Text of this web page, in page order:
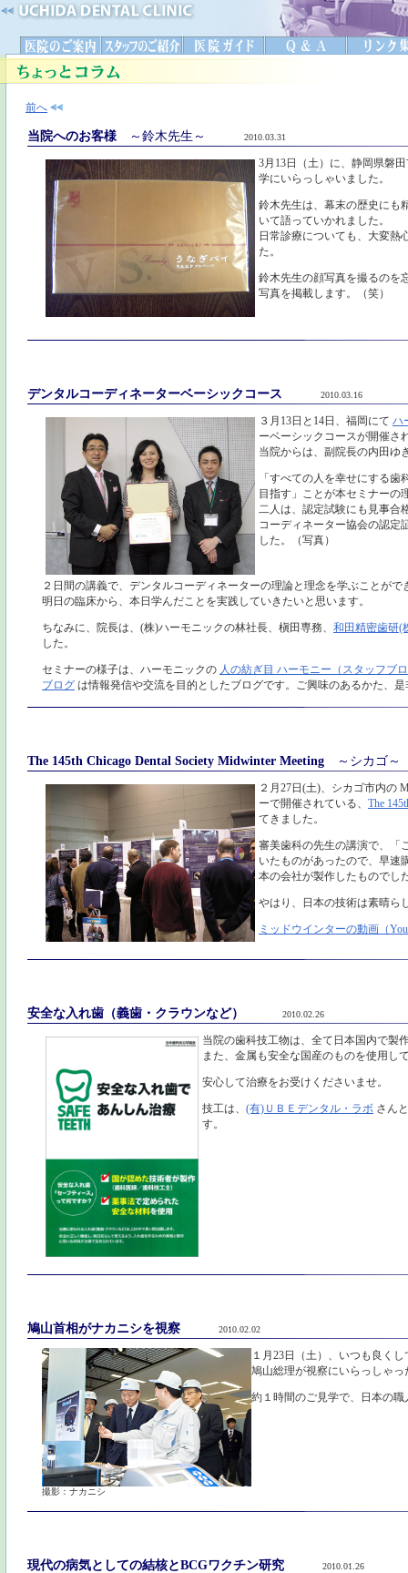
前へ
当院へのお客様 ～鈴木先生～ 2010.03.31
3月13日（土）に、静岡県磐
学にいらっしゃいました。
鈴木先生は、幕末の歴史にも
いて語っていかれました。
日常診療についても、大変熱
た。
鈴木先生の顔写真を撮るのを
写真を掲載します。（笑）
デンタルコーディネーターベーシックコース 2010.03.16
３月13日と14日、福岡にて ハ
ーベーシックコースが開催さ
当院からは、副院長の内田ゆ
「すべての人を幸せにする歯
目指す」ことが本セミナーの
二人は、認定試験にも見事合
コーディネーター協会の認定
した。（写真）
２日間の講義で、デンタルコーディネーターの理論と理念を学ぶことがで
明日の臨床から、本日学んだことを実践していきたいと思います。
ちなみに、院長は、(株)ハーモニックの林社長、槇田専務、 和田精密歯研(
した。
セミナーの様子は、ハーモニックの 人の紡ぎ目 ハーモニー（スタッフブ
ブログ は情報発信や交流を目的としたブログです。ご興味のあるかた、
The 145th Chicago Dental Society Midwinter Meeting ～シカゴ～
２月27日(土)、シカゴ市内の
ーで開催されている、 The
てきました。
審美歯科の先生の講演で、「
いたものがあったので、早速
本の会社が製作したものでし
やはり、日本の技術は素晴ら
ミッドウインターの動画（
安全な入れ歯（義歯・クラウンなど） 2010.02.26
当院の歯科技工物は、全て日本国内で製
また、金属も安全な国産のものを使用し
安心して治療をお受けくださいませ。
技工は、 (有)ＵＢＥデンタル・ラボ さん
す。
鳩山首相がナカニシを視察 2010.02.02
撮影：ナカニシ
１月23日（土）、いつも良く
鳩山総理が視察にいらっしゃっ
約１時間のご見学で、日本の
現代の病気としての結核とBCGワクチン研究 2010.01.26